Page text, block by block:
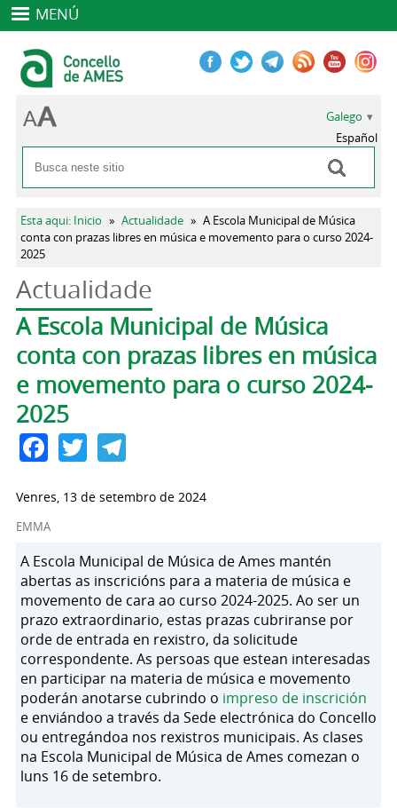
MENÚ
Formulario de busca
Buscar
Galego
Español
Vostede está aquí
Esta aqui: Inicio » Actualidade » A Escola Municipal de Música
conta con prazas libres en música e movemento para o curso 2024-
2025
Actualidade
Pestanas principais
A Escola Municipal de Música
conta con prazas libres en música
e movemento para o curso 2024-
2025
Facebook
TwitterTelegram
Venres, 13 de setembro de 2024
EMMA
A Escola Municipal de Música de Ames mantén
abertas as inscricións para a materia de música e
movemento de cara ao curso 2024-2025. Ao ser un
prazo extraordinario, estas prazas cubriranse por
orde de entrada en rexistro, da solicitude
correspondente. As persoas que estean interesadas
en participar na materia de música e movemento
poderán anotarse cubrindo o impreso de inscrición
e enviándoo a través da Sede electrónica do Concello
ou entregándoa nos rexistros municipais. As clases
na Escola Municipal de Música de Ames comezan o
luns 16 de setembro.